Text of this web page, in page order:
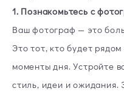
1. Познакомьтесь с
Ваш фотограф — это
Это тот, кто будет
моменты дня. Устройте
стиль, идеи и ожидания.